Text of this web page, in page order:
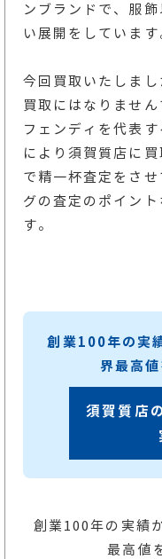
ンブランドで、服
い展開をしています
今回買取いたしま
買取にはなりませ
フェンディを代表
により須賀質店に
で精一杯査定をさ
グの査定のポイン
す。
創業100年の実
界最高値
須賀質店
創業100年の実績
最高値